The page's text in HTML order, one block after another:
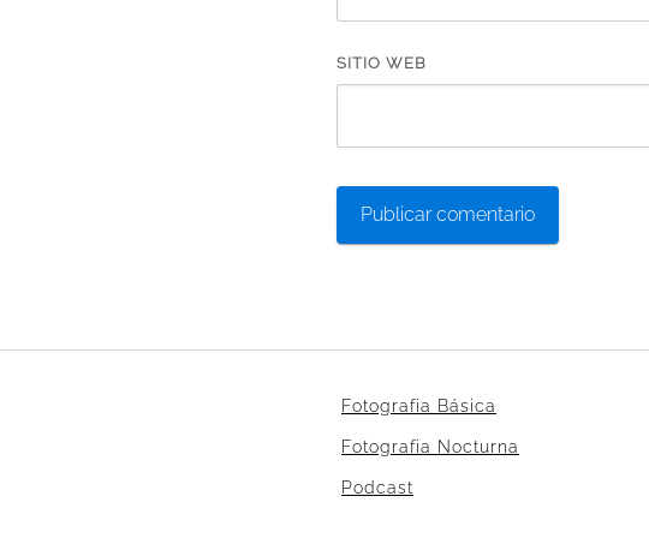
SITIO WEB
Fotografia Básica
Fotografia Nocturna
Podcast